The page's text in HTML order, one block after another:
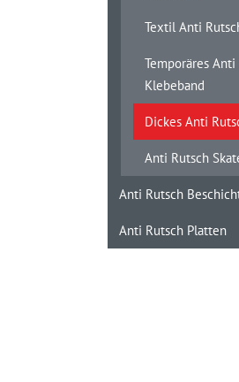
Textil Anti
Temporäres Anti
Klebeband
Dickes Anti
Anti Rutsch
Anti Rutsch
Anti Rutsch Platten